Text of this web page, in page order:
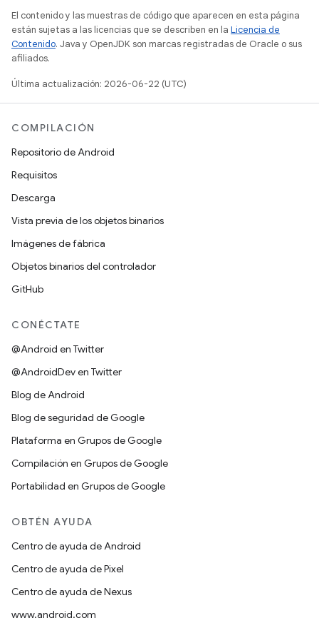
El contenido y las muestras de código que aparecen en esta página
están sujetas a las licencias que se describen en la Licencia de
Contenido. Java y OpenJDK son marcas registradas de Oracle o sus
afiliados.
Última actualización: 2026-06-22 (UTC)
COMPILACIÓN
Repositorio de Android
Requisitos
Descarga
Vista previa de los objetos binarios
Imágenes de fábrica
Objetos binarios del controlador
GitHub
CONÉCTATE
@Android en Twitter
@AndroidDev en Twitter
Blog de Android
Blog de seguridad de Google
Plataforma en Grupos de Google
Compilación en Grupos de Google
Portabilidad en Grupos de Google
OBTÉN AYUDA
Centro de ayuda de Android
Centro de ayuda de Pixel
Centro de ayuda de Nexus
www.android.com